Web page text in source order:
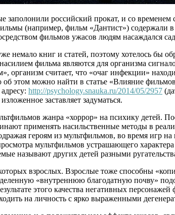
российский прокат, и со
(например, фильм «Дантист») содержали
фильмов ужасов людям насаждался
немало книг и статей, поэтому хотелось бы
фильма являются для организма
организм считает, что «очаг инфекции»
этом можно найти в статье «Влияние
http://psychology.snauka.ru/2014/05/2957
заставляет задуматься.
жанра «хоррор» на психику детей.
применять насильственные методы в
героям из мультфильмов, во время игр
мультфильмов устрашающего
называют других детей разными
взрослых. Взрослые тоже способны
«внутреннюю благодатную почву»
этого качества негативных
на личность с ярко выраженными